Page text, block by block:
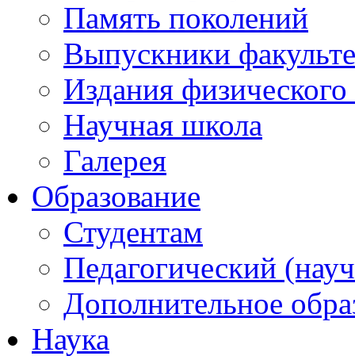
Память поколений
Выпускники
Издания физического
Научная школа
Галерея
Образование
Студентам
Педагогический
Дополнительное
Наука